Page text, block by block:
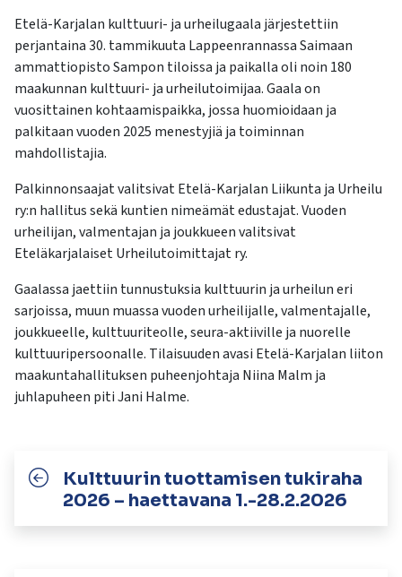
Etelä-Karjalan kulttuuri- ja urheilugaala järjestettiin
perjantaina 30. tammikuuta Lappeenrannassa Saimaan
ammattiopisto Sampon tiloissa ja paikalla oli noin 180
maakunnan kulttuuri- ja urheilutoimijaa. Gaala on
vuosittainen kohtaamispaikka, jossa huomioidaan ja
palkitaan vuoden 2025 menestyjiä ja toiminnan
mahdollistajia.
Palkinnonsaajat valitsivat Etelä-Karjalan Liikunta ja Urheilu
ry:n hallitus sekä kuntien nimeämät edustajat. Vuoden
urheilijan, valmentajan ja joukkueen valitsivat
Eteläkarjalaiset Urheilutoimittajat ry.
Gaalassa jaettiin tunnustuksia kulttuurin ja urheilun eri
sarjoissa, muun muassa vuoden urheilijalle, valmentajalle,
joukkueelle, kulttuuriteolle, seura-aktiiville ja nuorelle
kulttuuripersoonalle. Tilaisuuden avasi Etelä-Karjalan liiton
maakuntahallituksen puheenjohtaja Niina Malm ja
juhlapuheen piti Jani Halme.
Kulttuurin tuottamisen tukiraha
2026 – haettavana 1.-28.2.2026